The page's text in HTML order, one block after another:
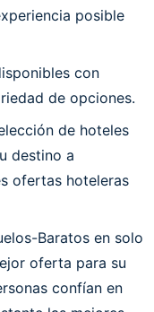
posible
con
de opciones.
de hoteles
destino a
ofertas hoteleras
Baratos en solo
oferta para su
confían en